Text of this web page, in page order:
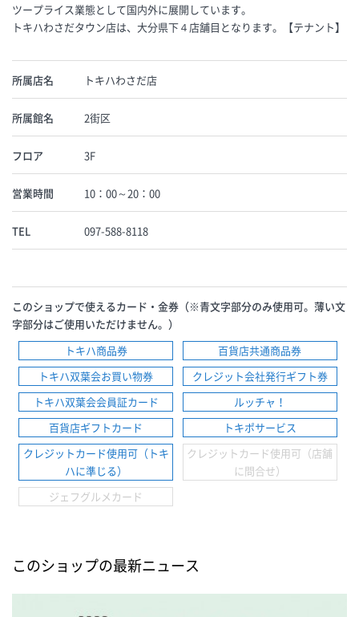
ツープライス業態として国内外に展開しています。
トキハわさだタウン店は、大分県下４店舗目となります。【テナント】
所属店名 トキハわさだ店
所属館名 2街区
フロア 3F
営業時間 10：00～20：00
TEL 097-588-8118
このショップで使えるカード・金券（※青文字部分のみ使用可。薄い文
字部分はご使用いただけません。）
トキハ商品券
百貨店共通商品券
トキハ双葉会お買い物券
クレジット会社発行ギフト券
トキハ双葉会会員証カード
ルッチャ！
百貨店ギフトカード
トキポサービス
クレジットカード使用可（トキ
ハに準じる）
クレジットカード使用可（店舗
に問合せ）
ジェフグルメカード
このショップの最新ニュース